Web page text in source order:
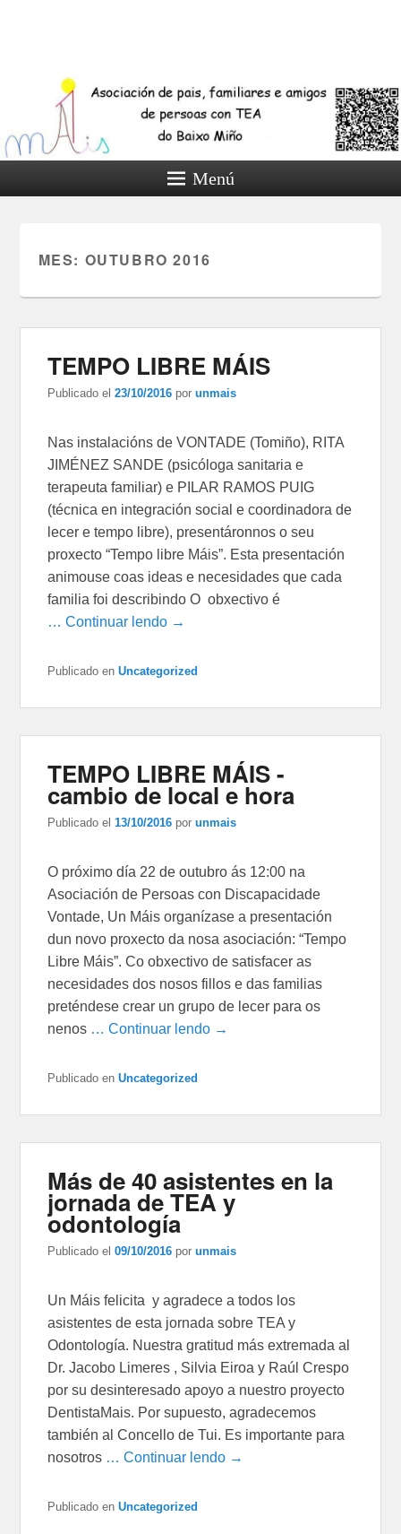
Menú
MES: OUTUBRO 2016
TEMPO LIBRE MÁIS
Publicado el23/10/2016 porunmais
Nas instalacións de VONTADE (Tomiño), RITA
JIMÉNEZ SANDE (psicóloga sanitaria e
terapeuta familiar) e PILAR RAMOS PUIG
(técnica en integración social e coordinadora de
lecer e tempo libre), presentáronnos o seu
proxecto “Tempo libre Máis”. Esta presentación
animouse coas ideas e necesidades que cada
familia foi describindo O obxectivo é
… Continuar lendo →
Publicado en Uncategorized
TEMPO LIBRE MÁIS -
cambio de local e hora
Publicado el13/10/2016 porunmais
O próximo día 22 de outubro ás 12:00 na
Asociación de Persoas con Discapacidade
Vontade, Un Máis organízase a presentación
dun novo proxecto da nosa asociación: “Tempo
Libre Máis”. Co obxectivo de satisfacer as
necesidades dos nosos fillos e das familias
preténdese crear un grupo de lecer para os
nenos … Continuar lendo →
Publicado en Uncategorized
Más de 40 asistentes en la
jornada de TEA y
odontología
Publicado el09/10/2016 porunmais
Un Máis felicita y agradece a todos los
asistentes de esta jornada sobre TEA y
Odontología. Nuestra gratitud más extremada al
Dr. Jacobo Limeres , Silvia Eiroa y Raúl Crespo
por su desinteresado apoyo a nuestro proyecto
DentistaMais. Por supuesto, agradecemos
también al Concello de Tui. Es importante para
nosotros … Continuar lendo →
Publicado en Uncategorized